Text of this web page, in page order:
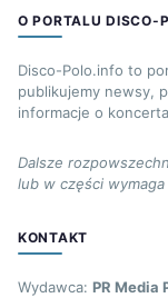
O PORTALU DISCO-
Disco-Polo.info to
publikujemy newsy,
informacje o
Dalsze
lub w części
KONTAKT
Wydawca: PR Media